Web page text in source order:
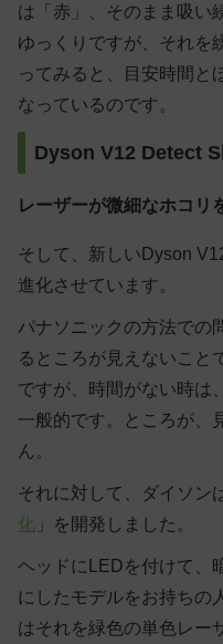
は「赤」、そのまま吸い
ゆっくりですが、それを
ってみると、目安時間と
なっているのです。
Dyson V12 Detect
レーザーが微細なホコリ
そして、新しいDyson
進化させています。
パナソニックの方法での
るところが見えないこと
ですが、時間がない時は
一般的です。ところが、
ん。
それに対して、ダイソン
化 」を開発しました。
ヘッドにLEDを付けて、
にしたモデルをお持ちの
はそれを緑色の単色レー